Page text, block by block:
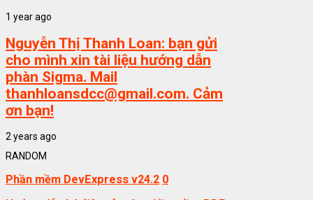
1 year ago
Nguyễn Thị Thanh Loan: bạn gửi
cho mình xin tài liệu hướng dẫn
phàn Sigma. Mail
thanhloansdcc@gmail.com. Cảm
ơn bạn!
2 years ago
RANDOM
Phần mềm DevExpress v24.2 0